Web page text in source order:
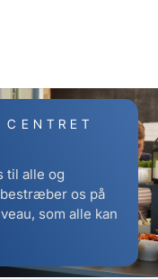
til alle og
os på
som alle kan